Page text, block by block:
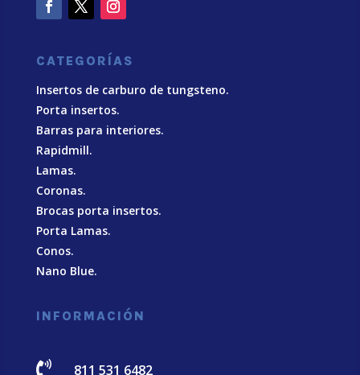
CATEGORÍAS
Insertos de carburo de tungsteno.
Porta insertos.
Barras para interiores.
Rapidmill.
Lamas.
Coronas.
Brocas porta insertos.
Porta Lamas.
Conos.
Nano Blue.
INFORMACIÓN
 811 531 6482